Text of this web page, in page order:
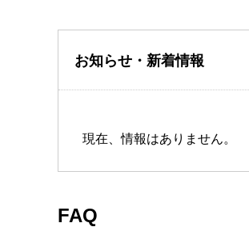
お知らせ・新着情報
現在、情報はありません。
FAQ